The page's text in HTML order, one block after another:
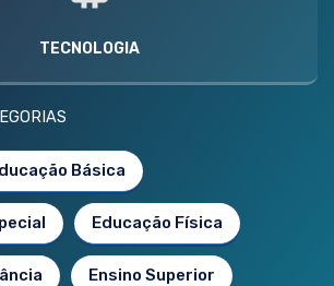
TECNOLOGIA
Básica
Educação Física
Ensino Superior